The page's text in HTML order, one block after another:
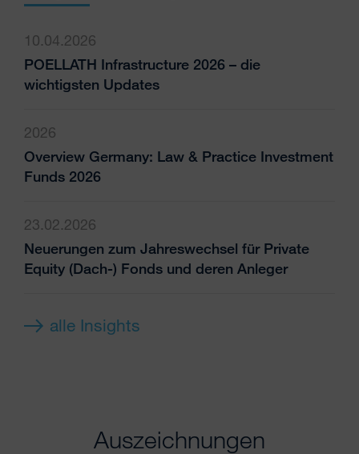
10.04.2026
POELLATH Infrastructure 2026 – die
wichtigsten Updates
2026
Overview Germany: Law & Practice Investment
Funds 2026
23.02.2026
Neuerungen zum Jahreswechsel für Private
Equity (Dach-) Fonds und deren Anleger
alle Insights
Auszeichnungen